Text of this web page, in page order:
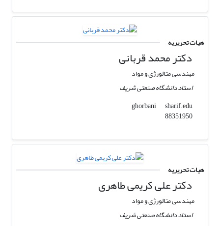
هیات تحریریه
دکتر محمد قربانی
مهندسی متالورژی و مواد
استاد دانشگاه صنعتی شریف
ghorbani
sharif.edu
88351950
هیات تحریریه
دکتر علی کریمی طاهری
مهندسی متالورژی و مواد
استاد دانشگاه صنعتی شریف